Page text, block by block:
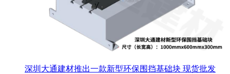
深圳大通建材推出一款新型环保围挡基础块 现货批发